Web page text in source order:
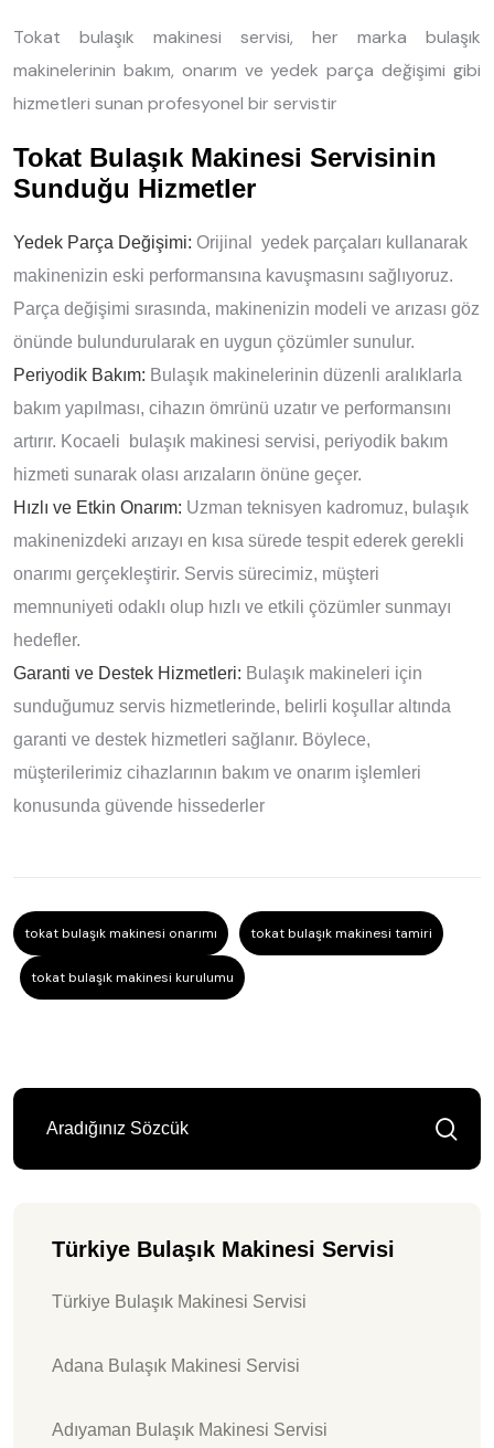
Tokat bulaşık makinesi servisi, her marka bulaşık
makinelerinin bakım, onarım ve yedek parça değişimi gibi
hizmetleri sunan profesyonel bir servistir
Tokat Bulaşık Makinesi Servisinin
Sunduğu Hizmetler
Yedek Parça Değişimi: Orijinal yedek parçaları kullanarak
makinenizin eski performansına kavuşmasını sağlıyoruz.
Parça değişimi sırasında, makinenizin modeli ve arızası göz
önünde bulundurularak en uygun çözümler sunulur.
Periyodik Bakım: Bulaşık makinelerinin düzenli aralıklarla
bakım yapılması, cihazın ömrünü uzatır ve performansını
artırır. Kocaeli bulaşık makinesi servisi, periyodik bakım
hizmeti sunarak olası arızaların önüne geçer.
Hızlı ve Etkin Onarım: Uzman teknisyen kadromuz, bulaşık
makinenizdeki arızayı en kısa sürede tespit ederek gerekli
onarımı gerçekleştirir. Servis sürecimiz, müşteri
memnuniyeti odaklı olup hızlı ve etkili çözümler sunmayı
hedefler.
Garanti ve Destek Hizmetleri: Bulaşık makineleri için
sunduğumuz servis hizmetlerinde, belirli koşullar altında
garanti ve destek hizmetleri sağlanır. Böylece,
müşterilerimiz cihazlarının bakım ve onarım işlemleri
konusunda güvende hissederler
tokat bulaşık makinesi onarımı tokat bulaşık makinesi tamiri
tokat bulaşık makinesi kurulumu
Türkiye Bulaşık Makinesi Servisi
Türkiye Bulaşık Makinesi Servisi
Adana Bulaşık Makinesi Servisi
Adıyaman Bulaşık Makinesi Servisi